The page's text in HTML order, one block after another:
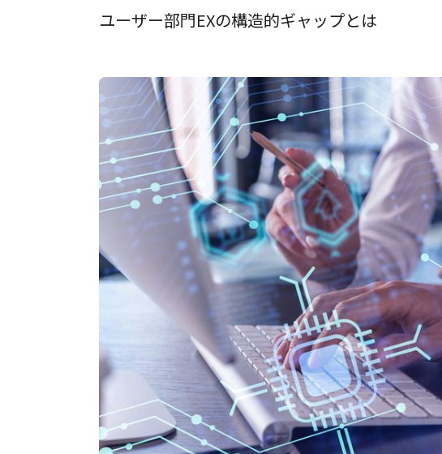
ユーザー部門EXの構造的ギャップとは